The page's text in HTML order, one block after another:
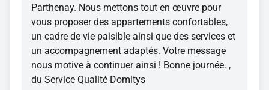
Parthenay. Nous mettons tout en œuvre pour
vous proposer des appartements confortables,
un cadre de vie paisible ainsi que des services et
un accompagnement adaptés. Votre message
nous motive à continuer ainsi ! Bonne journée. ,
du Service Qualité Domitys